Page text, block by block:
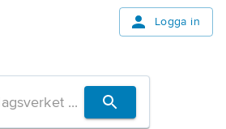
Logga in